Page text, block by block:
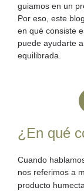
guiamos en un
Por eso, este
en qué consiste
puede ayudarte
equilibrada.
¿En qué
Cuando
nos referimos a
producto